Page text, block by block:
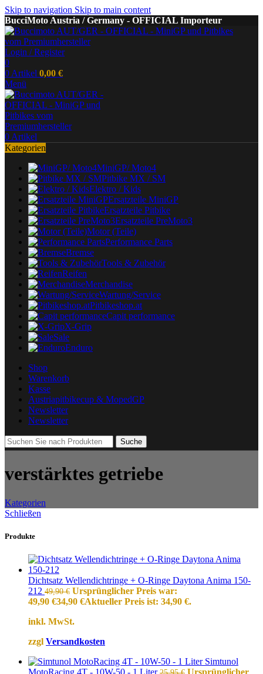
Skip to navigation Skip to main content
BucciMoto Austria / Germany - OFFICIAL Importeur
Login / Register
0
0 Artikel 0,00 €
Menü
0 Artikel
Kategorien
MiniGP/ Moto4
Pitbike MX / SM
Elektro / Kids
Ersatzteile MiniGP
Ersatzteile Pitbike
Ersatzteile PreMoto3
Motor (Teile)
Performance Parts
Bremse
Tools & Zubehör
Reifen
Merchandise
Wartung/Service
Pitbikeshop.at
Capit performance
X-Grip
Sale
Enduro
Shop
Warenkorb
Kasse
Austriapitbikecup & MopedGP
Newsletter
Newsletter
Suche
verstärktes getriebe
Kategorien
Schließen
Produkte
Dichtsatz Wellendichtringe + O-Ringe Daytona Anima 150-
212 49,90€ Ursprünglicher Preis war:
49,90 €34,90 €Aktueller Preis ist: 34,90 €.
inkl. MwSt.
zzgl Versandkosten
Simtunol